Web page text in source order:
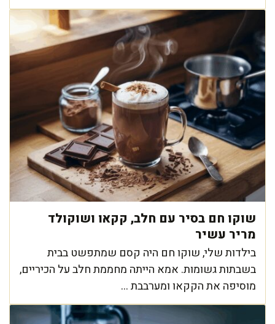
שוקו חם בסיר עם חלב, קקאו ושוקולד
מריר עשיר
בילדות שלי, שוקו חם היה קסם שמתפשט בבית
בשבתות גשומות. אמא הייתה מחממת חלב על הכיריים,
מוסיפה את הקקאו ומערבבת ...